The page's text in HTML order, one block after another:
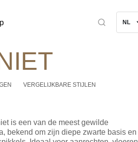
VERGELIJKBARE STIJLEN
is een van de meest gewilde
bekend om zijn diepe zwarte basis en